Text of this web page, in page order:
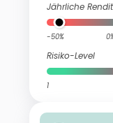
Jährliche
-50%
Risiko-Level
1